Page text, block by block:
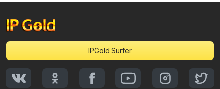
IPGold Surfer